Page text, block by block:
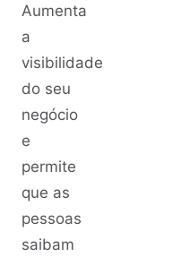
Aumenta
a
visibilidade
do seu
negócio
e
permite
que as
pessoas
saibam